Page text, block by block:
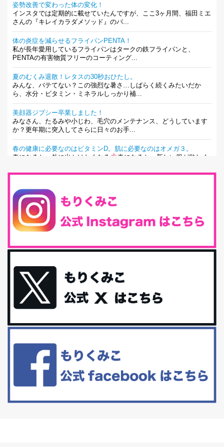
姿勢改善で変わった体の変化！
インスタでは定期的に載せていたんですが、ここ3ヶ月間、福田ミエ
さんの『キレイカラダメソッド』のパ...
体の炎症を減らせるフライパンPENTA！
私が長年愛用しているフライパンはタークの鉄フライパンと、
PENTAの有害物質フリーのコーティング...
夏のむくみ退散！レタスの30秒おひたし。
みんな、バテてない？この強烈な暑さ…しばらく続くみたいだか
ら、水分・ビタミン・ミネラルしっかり補...
美顔器ジプシー卒業しました！
みなさん、たるみや小じわ、毛穴のメンテナンス、どうしています
か？更年期に突入してさらに日々のお手...
春の健康に必要なのはビタミンD。肌に必要なのはオメガ３。
春になると、外に出かけたくなる
春になると、新しい服が欲しく
最近、グラノーラ迷子になっていた私です。が、と〜〜〜っても美
味しくて栄養たっぷりのグラノーラを発...
腸活は「食事」だけだと思っていませんか？私の腸活完全版！
腸内環境を整えることは、健康維持の中でいっちばん大事！だと私
最近お風呂上がりの炭酸水をシリカシリカにしているんだけど確か
に髪と爪が丈夫になった気がする。炭酸...
体に優しい、私のふるさと納税５選。
今回は、最近毎回定期的に購入している「楽天ふるさと納税」の返
礼品トップ５を紹介します。今までいろ...
更年期を穏やかに乗りきるために今できる５つのこと。
といった更年期症状はまだ...